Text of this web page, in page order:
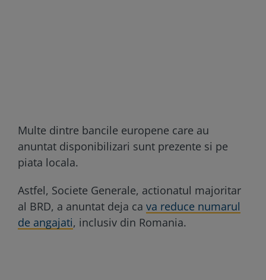
Multe dintre bancile europene care au
anuntat disponibilizari sunt prezente si pe
piata locala.
Astfel, Societe Generale, actionatul majoritar
al BRD, a anuntat deja ca va reduce numarul
de angajati, inclusiv din Romania.